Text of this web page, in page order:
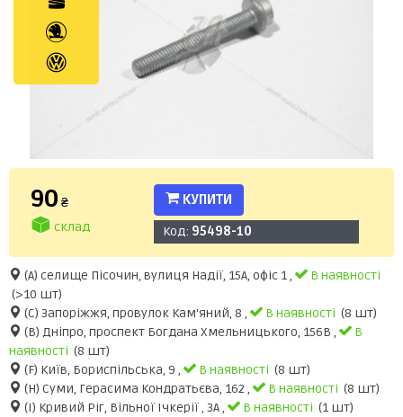
90 ₴
склад
КУПИТИ
Код: 95498-10
(A) селище Пісочин, вулиця Надії, 15А, офіс 1 ,
В наявності
(>10 шт)
(C) Запоріжжя, провулок Кам'яний, 8 ,
В наявності (8 шт)
(B) Дніпро, проспект Богдана Хмельницького, 156В ,
В
наявності (8 шт)
(F) Київ, Бориспільська, 9 ,
В наявності (8 шт)
(H) Суми, Герасима Кондратьєва, 162 ,
В наявності (8 шт)
(I) Кривий Ріг, Вільної Ічкерії , 3А ,
В наявності (1 шт)